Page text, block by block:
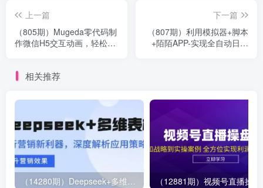
上一篇
（805期）Mugeda零代码制
作微信H5交互动画，轻松攻
下一篇
（807期）利用模拟器+脚本
+陌陌APP-实现全自动日引
相关推荐
（14280期）Deepseek+多维表格，银行营销新利器，深度解析应用策略，提升营销效果